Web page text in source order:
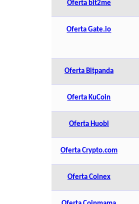
Oferta bit2me
Oferta Gate.io
Oferta Bitpanda
Oferta KuCoin
Oferta Huobi
Oferta Crypto.com
Oferta Coinex